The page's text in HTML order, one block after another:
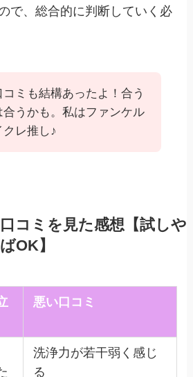
で、総合的に判断していく必
コミも結構あったよ！合う
合うかも。私はファンケル
クレ推し♪
コミを見た感想【試しや
OK】
悪い口コミ
洗浄力が若干弱く感じ
る